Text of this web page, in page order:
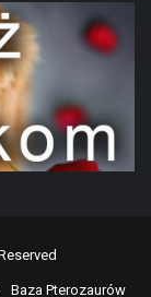
Baza Pterozaurów